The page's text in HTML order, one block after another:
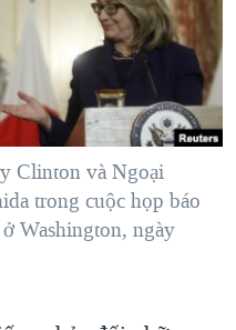
GAZA
'BÊN THẮNG CUỘC'
NAM
Clinton và Ngoại
trong cuộc họp báo
Washington, ngày